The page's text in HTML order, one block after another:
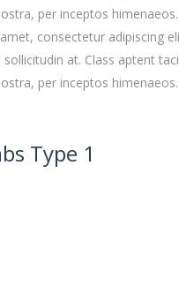
per inceptos himenaeos.
consectetur adipiscing
at. Class aptent
per inceptos himenaeos.
Type 1